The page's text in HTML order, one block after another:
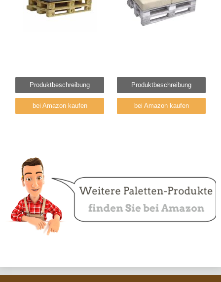
Produktbeschreibung
bei Amazon kaufen
Produktbeschreibung
bei Amazon kaufen